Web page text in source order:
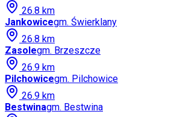
26.8 km
Jankowicegm. Świerklany
26.8 km
Zasolegm. Brzeszcze
26.9 km
Pilchowicegm. Pilchowice
26.9 km
Bestwinagm. Bestwina